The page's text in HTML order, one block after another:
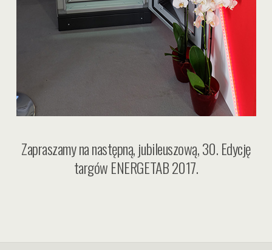
Zapraszamy na następną, jubileuszową, 30. Edycję
targów ENERGETAB 2017.